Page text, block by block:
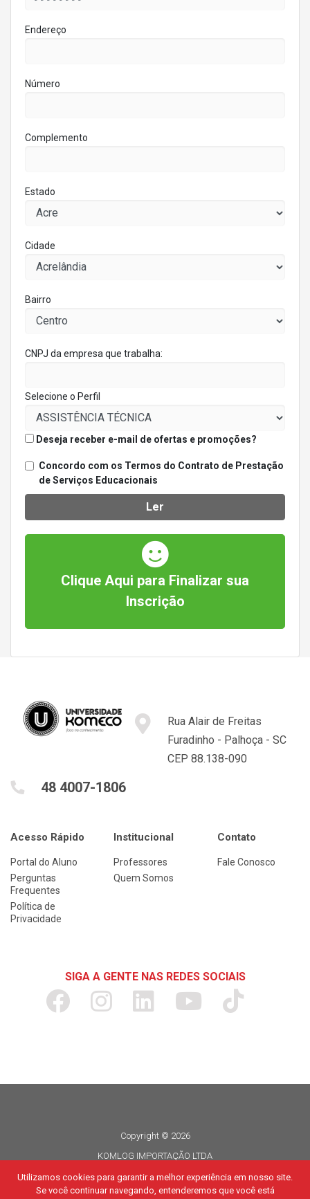
Endereço
Número
Complemento
Estado
Cidade
Bairro
CNPJ da empresa que trabalha:
Selecione o Perfil
Deseja receber e-mail de ofertas e promoções?
Concordo com os Termos do Contrato de Prestação
de Serviços Educacionais
Ler
Clique Aqui para Finalizar sua
Inscrição
Rua Alair de Freitas
Furadinho - Palhoça - SC
CEP 88.138-090
48 4007-1806
Acesso Rápido
Portal do Aluno
Perguntas
Frequentes
Política de
Privacidade
Institucional
Professores
Quem Somos
Contato
Fale Conosco
SIGA A GENTE NAS REDES SOCIAIS
Copyright © 2026
KOMLOG IMPORTAÇÃO LTDA
CNPJ 06.114.935/0015-80
Todos os direitos reservados
Utilizamos cookies para garantir a melhor experiência em nosso site.
Se você continuar navegando, entenderemos que você está